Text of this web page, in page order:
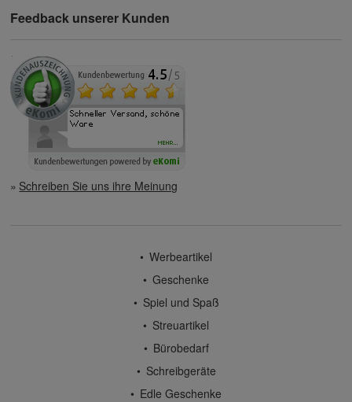
Feedback unserer Kunden
Schreiben Sie uns ihre Meinung
Werbeartikel
Geschenke
Spiel und Spaß
Streuartikel
Bürobedarf
Schreibgeräte
Edle Geschenke